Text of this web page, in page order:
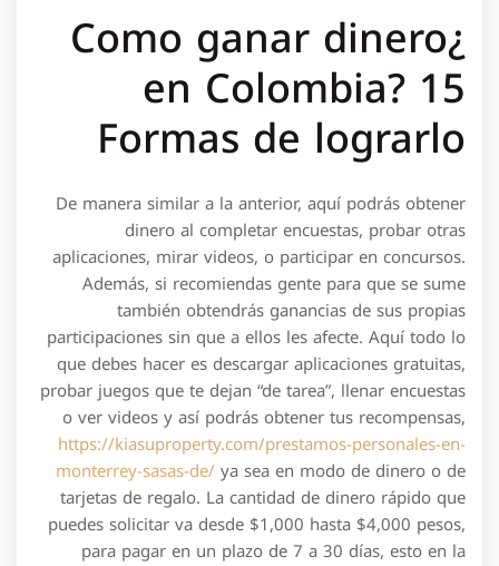
¿Como ganar dinero
en Colombia? 15
Formas de lograrlo
De manera similar a la anterior, aquí podrás obtener
dinero al completar encuestas, probar otras
aplicaciones, mirar videos, o participar en concursos.
Además, si recomiendas gente para que se sume
también obtendrás ganancias de sus propias
participaciones sin que a ellos les afecte. Aquí todo lo
que debes hacer es descargar aplicaciones gratuitas,
probar juegos que te dejan “de tarea”, llenar encuestas
o ver videos y así podrás obtener tus recompensas,
https://kiasuproperty.com/prestamos-personales-en-
monterrey-sasas-de/ya sea en modo de dinero o de
tarjetas de regalo. La cantidad de dinero rápido que
puedes solicitar va desde $1,000 hasta $4,000 pesos,
para pagar en un plazo de 7 a 30 días, esto en la